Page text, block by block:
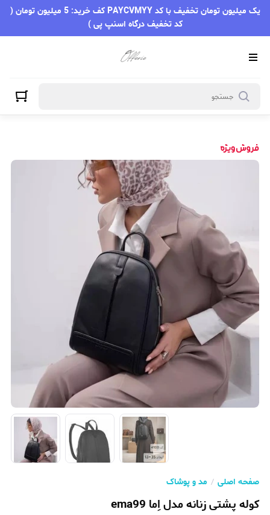
یک میلیون تومان تخفیف با کد PAYCVMYY کف خرید: 5 میلیون تومان (
کد تخفیف درگاه اسنپ پی )
صفحه اصلی مد و پوشاک
کوله پشتی زنانه مدل ا‌ِما ema99